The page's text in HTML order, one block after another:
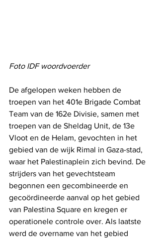
Foto IDF woordvoerder
De afgelopen weken hebben de
troepen van het 401e Brigade Combat
Team van de 162e Divisie, samen met
troepen van de Sheldag Unit, de 13e
Vloot en de Helam, gevochten in het
gebied van de wijk Rimal in Gaza-stad,
waar het Palestinaplein zich bevind. De
strijders van het gevechtsteam
begonnen een gecombineerde en
gecoördineerde aanval op het gebied
van Palestina Square en kregen er
operationele controle over. Als laatste
werd de overname van het gebied